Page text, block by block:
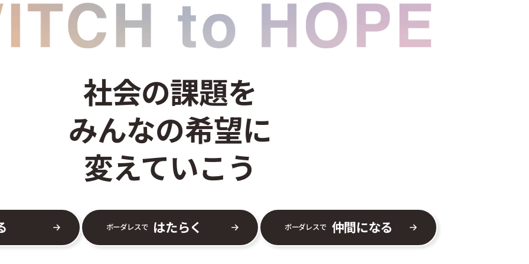
社会の課題を
みんなの希望に
変えていこう
ボーダレスで はたらく ボーダレスで 仲間になる